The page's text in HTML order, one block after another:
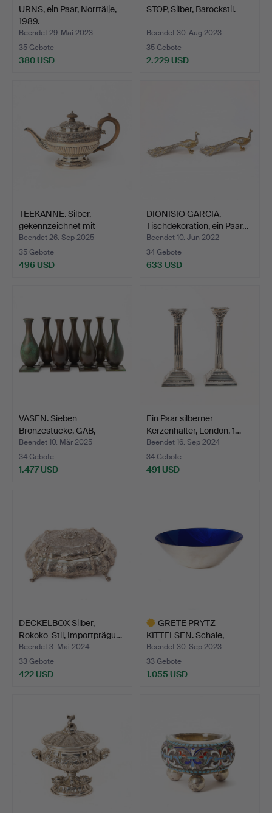
URNS, ein Paar, Norrtälje,
1989.
Beendet 29. Mai 2023
35 Gebote
380 USD
STOP, Silber, Barockstil.
Beendet 30. Aug 2023
35 Gebote
2.229 USD
TEEKANNE. Silber,
gekennzeichnet mit
Rebec…
Beendet 26. Sep 2025
35 Gebote
496 USD
DIONISIO GARCIA,
Tischdekoration, ein Paar…
Beendet 10. Jun 2022
34 Gebote
633 USD
VASEN. Sieben
Bronzestücke, GAB,
1920/30er…
Beendet 10. Mär 2025
34 Gebote
1.477 USD
Ein Paar silberner
Kerzenhalter, London, 1…
Beendet 16. Sep 2024
34 Gebote
491 USD
DECKELBOX Silber,
Rokoko-Stil, Importprägu…
Beendet 3. Mai 2024
33 Gebote
422 USD
GRETE PRYTZ
KITTELSEN. Schale,
Sterlingsil…
Beendet 30. Sep 2023
33 Gebote
1.055 USD